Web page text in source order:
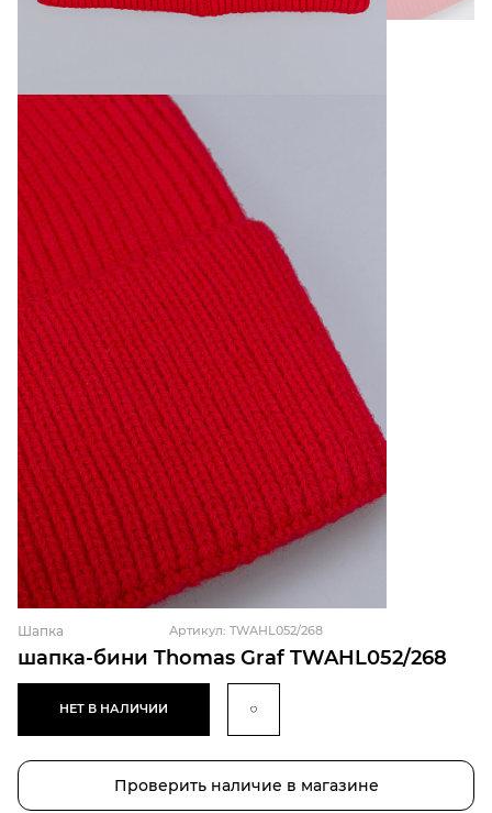
шапка-бини Thomas Graf TWAHL052/268
Шапка Артикул: TWAHL052/268
НЕТ В НАЛИЧИИ
Проверить наличие в магазине